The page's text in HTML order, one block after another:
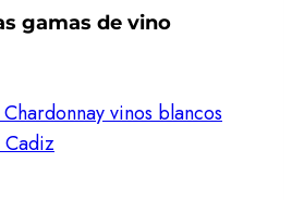
gamas de vino